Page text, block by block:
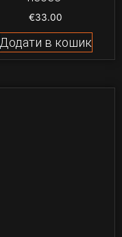
€33.00
Додати в кошик